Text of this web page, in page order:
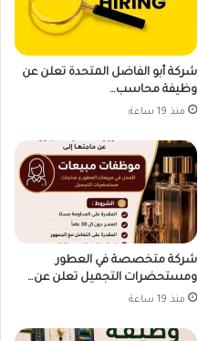
شركة أبو الفاضل المتحدة تعلن عن
وظيفة محاسب…
منذ 19 ساعة
شركة متخصصة في العطور
ومستحضرات التجميل تعلن عن…
منذ 19 ساعة